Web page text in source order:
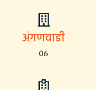
अंगणवाडी
06